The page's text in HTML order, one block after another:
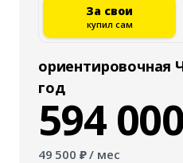
За свои
купил сам
ориентировочная
год
594 000
49 500 ₽ / мес